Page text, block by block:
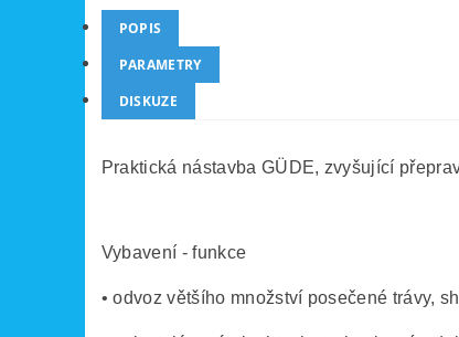
POPIS
PARAMETRY
DISKUZE
Praktická nástavba GÜDE, zvyšující
Vybavení - funkce
• odvoz většího množství posečené trávy,